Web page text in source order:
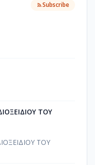
Subscribe
ΤΟΥ
ΤΟΥ